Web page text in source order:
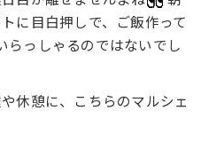
に目白押しで、ご飯作って
らっしゃるのではないでし
休憩に、こちらのマルシェ